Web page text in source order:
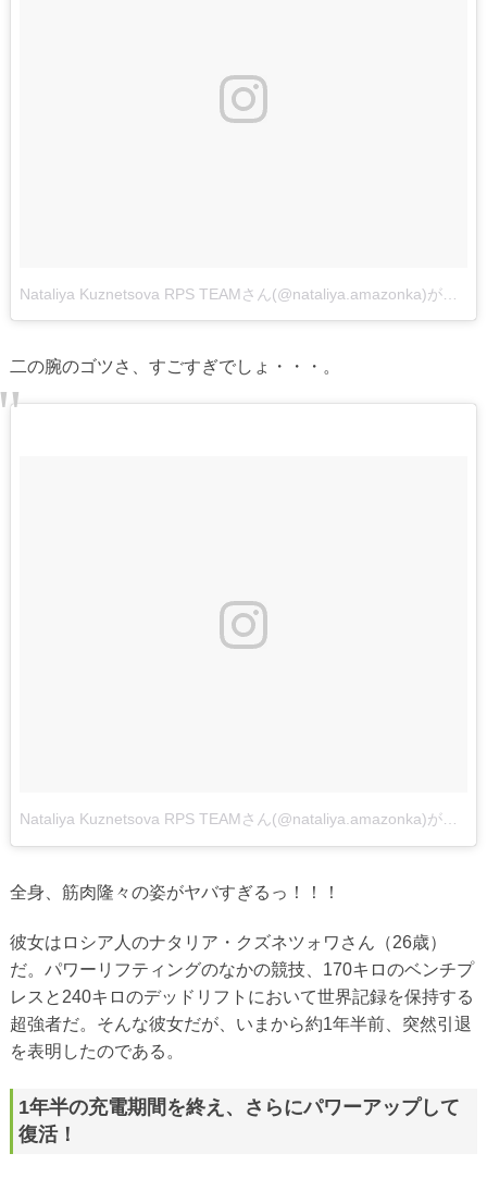
Nataliya Kuznetsova RPS TEAMさん(@nataliya.amazonka)がシェアした投稿
二の腕のゴツさ、すごすぎでしょ・・・。
Nataliya Kuznetsova RPS TEAMさん(@nataliya.amazonka)がシェアした投稿
全身、筋肉隆々の姿がヤバすぎるっ！！！
彼女はロシア人のナタリア・クズネツォワさん（26歳）
だ。パワーリフティングのなかの競技、170キロのベンチプ
レスと240キロのデッドリフトにおいて世界記録を保持する
超強者だ。そんな彼女だが、いまから約1年半前、突然引退
を表明したのである。
1年半の充電期間を終え、さらにパワーアップして
復活！